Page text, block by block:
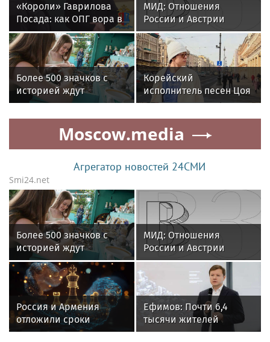
«Короли» Гаврилова
Посада: как ОПГ вора в
законе Паштета*
подчинила себе целый
город
МИД: Отношения
России и Австрии
упали до низшей точки
Более 500 значков с
историей ждут
посетителей на
Винтажном маркете в
Коломенском
Корейский
исполнитель песен Цоя
Сон Вон Соп захотел
пожить в Нижнем
Новгороде
Moscow.media
Агрегатор новостей 24СМИ
Smi24.net
Более 500 значков с
историей ждут
посетителей на
Винтажном маркете в
Коломенском
МИД: Отношения
России и Австрии
упали до низшей точки
Россия и Армения
отложили сроки
открытия консульств в
Ефимов: Почти 6,4
тысячи жителей
Головинского района